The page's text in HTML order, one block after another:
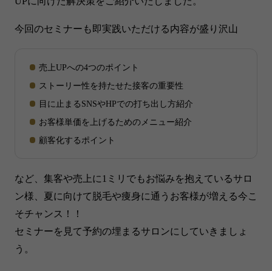
今回のセミナーも即実践いただける内容が盛り沢山
売上UPへの4つのポイント
ストーリー性を持たせた接客の重要性
目に止まるSNSやHPでの打ち出し方紹介
お客様単価を上げるためのメニュー紹介
顧客化するポイント
など、集客や売上に1ミリでもお悩みを抱えているサロ
ン様、夏に向けて脱毛や痩身に通うお客様が増える今こ
そチャンス！！
セミナーを見て予約の埋まるサロンにしていきましょ
う。